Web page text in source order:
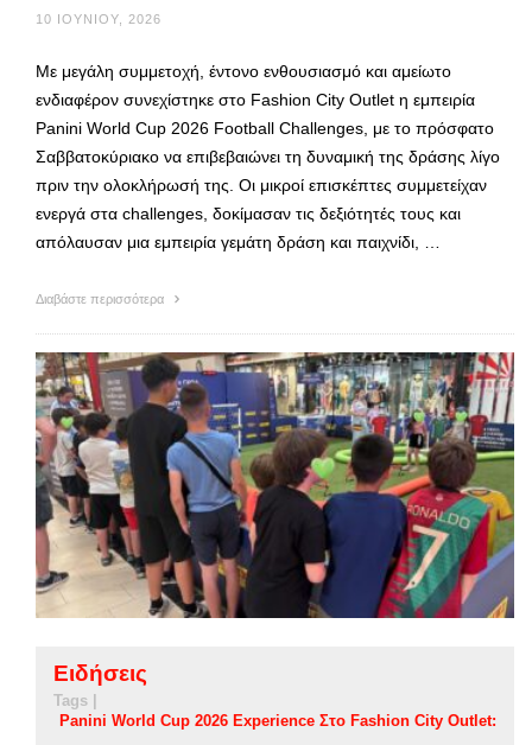
10 ΙΟΥΝΊΟΥ, 2026
Με μεγάλη συμμετοχή, έντονο ενθουσιασμό και αμείωτο
ενδιαφέρον συνεχίστηκε στο Fashion City Outlet η εμπειρία
Panini World Cup 2026 Football Challenges, με το πρόσφατο
Σαββατοκύριακο να επιβεβαιώνει τη δυναμική της δράσης λίγο
πριν την ολοκλήρωσή της. Οι μικροί επισκέπτες συμμετείχαν
ενεργά στα challenges, δοκίμασαν τις δεξιότητές τους και
απόλαυσαν μια εμπειρία γεμάτη δράση και παιχνίδι, …
Διαβάστε περισσότερα
Ειδήσεις
Tags |
Panini World Cup 2026 Experience Στο Fashion City Outlet: